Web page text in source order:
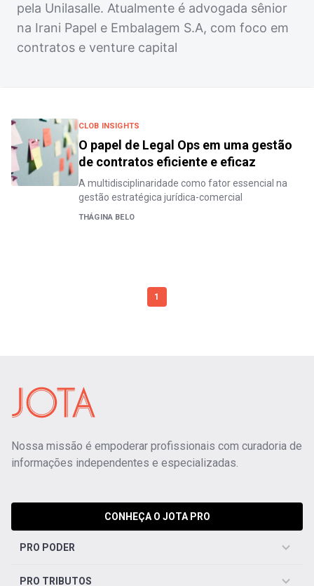
pela Unilasalle. Atualmente é advogada sênior
na Irani Papel e Embalagem S.A, com foco em
contratos e venture capital
CLOB INSIGHTS
O papel de Legal Ops em uma gestão
de contratos eficiente e eficaz
A multidisciplinaridade como fator essencial na
gestão estratégica jurídica-comercial
THÁGINA BELO
1
Nossa missão é empoderar profissionais com curadoria de
informações independentes e especializadas.
CONHEÇA O JOTA PRO
PRO PODER
PRO TRIBUTOS